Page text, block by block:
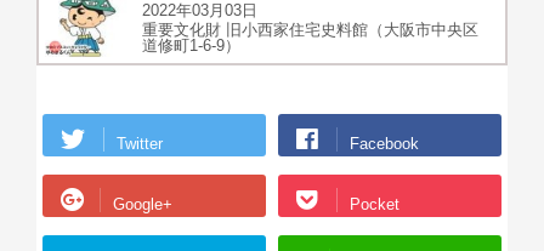
2022年03月03日
重要文化財 旧小西家住宅史料館（大阪市中央区
道修町1-6-9）
Twitter Facebook
Google+ Pocket